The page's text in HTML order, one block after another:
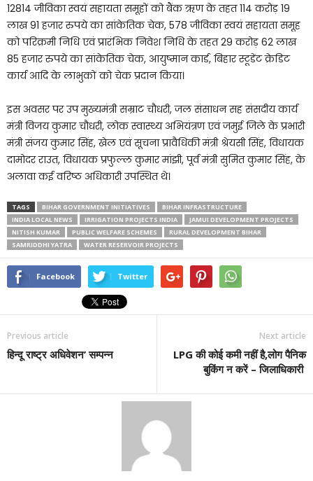
12814 जीविका स्वयं सहायता समूहों को बैंक ऋण के तहत 114 करोड़ 19
लाख 91 हजार रुपये का सांकेतिक चेक, 578 जीविका स्वयं सहायता समूह
को परिक्रमी निधि एवं प्रारंभिक निवेश निधि के तहत 29 करोड़ 62 लाख
85 हजार रुपये का सांकेतिक चेक, आयुष्मान कार्ड, बिहार स्टूडेंट क्रेडिट
कार्य आदि के लाभुकों को चेक प्रदान किया।
इस अवसर पर उप मुख्यमंत्री सम्राट चौधरी, जल संसाधन सह संसदीय कार्य
मंत्री विजय कुमार चौधरी, लोक स्वास्थ्य अभियंत्रण एवं जमुई जिले के प्रभारी
मंत्री संजय कुमार सिंह, खेल एवं सूचना प्रावैधिकी मंत्री श्रेयसी सिंह, विधायक
दामोदर राउत, विधायक प्रफुल्ल कुमार मांझी, पूर्व मंत्री सुमित कुमार सिंह, के
अलावा कई वरिष्ठ अधिकारी उपस्थित थे।
TAGS BIHAR GOVERNMENT INITIATIVES
BIHAR INFRASTRUCTURE
INDIA LOCAL NEWS
IRRIGATION PROJECTS INDIA
JAMUI DEVELOPMENT PROJECTS
NITISH KUMAR
PUBLIC WELFARE SCHEMES
RURAL DEVELOPMENT BIHAR
SAMRIDDHI YATRA
WATER RESERVOIR PROJECTS
Facebook Twitter
Previous article
हिन्दू राष्ट्र अधिवेशन’ सम्पन्न
Next article
LPG की कोई कमी नहीं है,लोग पैनिक
बुकिंग न करें – जिलाधिकारी